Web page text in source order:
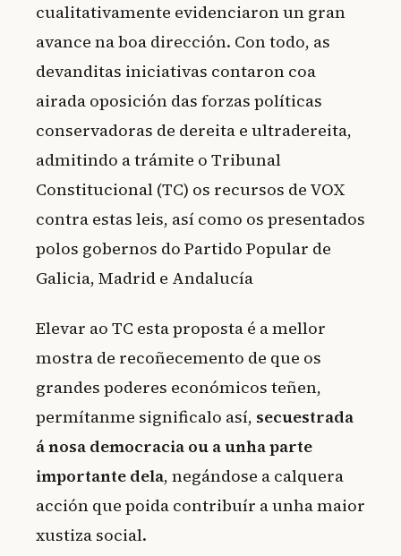
cualitativamente evidenciaron un gran
avance na boa dirección. Con todo, as
devanditas iniciativas contaron coa
airada oposición das forzas políticas
conservadoras de dereita e ultradereita,
admitindo a trámite o Tribunal
Constitucional (TC) os recursos de VOX
contra estas leis, así como os presentados
polos gobernos do Partido Popular de
Galicia, Madrid e Andalucía
Elevar ao TC esta proposta é a mellor
mostra de recoñecemento de que os
grandes poderes económicos teñen,
permítanme significalo así, secuestrada
á nosa democracia ou a unha parte
importante dela, negándose a calquera
acción que poida contribuír a unha maior
xustiza social.